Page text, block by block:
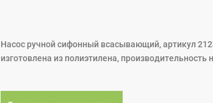
Насос ручной сифонный всасывающий, артикул
изготовлена из полиэтилена, производительность